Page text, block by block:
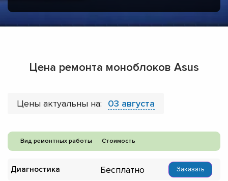
Цена ремонта моноблоков Asus
Цены актуальны на: 03 августа
Вид ремонтных работы Стоимость
Диагностика Бесплатно Заказать